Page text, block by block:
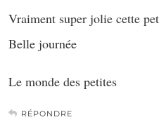
Vraiment super jolie cette
Belle journée
Le monde des petites
RÉPONDRE